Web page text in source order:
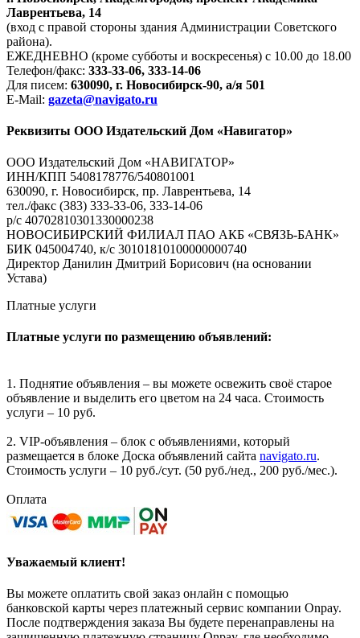
Лаврентьева, 14
(вход с правой стороны здания Администрации Советского
района).
ЕЖЕДНЕВНО (кроме субботы и воскресенья) с 10.00 до 18.00
Телефон/факс: 333-33-06, 333-14-06
Для писем: 630090, г. Новосибирск-90, а/я 501
E-Mail: gazeta@navigato.ru
Реквизиты ООО Издательский Дом «Навигатор»
ООО Издательский Дом «НАВИГАТОР»
ИНН/КПП 5408178776/540801001
630090, г. Новосибирск, пр. Лаврентьева, 14
тел./факс (383) 333-33-06, 333-14-06
р/с 40702810301330000238
НОВОСИБИРСКИЙ ФИЛИАЛ ПАО АКБ «СВЯЗЬ-БАНК»
БИК 045004740, к/с 30101810100000000740
Директор Данилин Дмитрий Борисович (на основании
Устава)
Платные услуги
Платные услуги по размещению объявлений:
1. Поднятие объявления – вы можете освежить своё старое
объявление и выделить его цветом на 24 часа. Стоимость
услуги – 10 руб.
2. VIP-объявления – блок с объявлениями, который
размещается в блоке Доска объявлений сайта navigato.ru.
Стоимость услуги – 10 руб./сут. (50 руб./нед., 200 руб./мес.).
Оплата
Уважаемый клиент!
Вы можете оплатить свой заказ онлайн с помощью
банковской карты через платежный сервис компании Onpay.
После подтверждения заказа Вы будете перенаправлены на